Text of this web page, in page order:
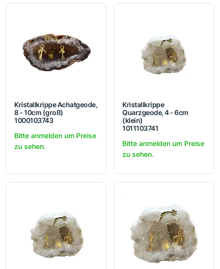
Kristallkrippe Achatgeode,
8 - 10cm (groß)
1000103743
Bitte anmelden um Preise
zu sehen.
Kristallkrippe
Quarzgeode, 4 - 6cm
(klein)
1011103741
Bitte anmelden um Preise
zu sehen.